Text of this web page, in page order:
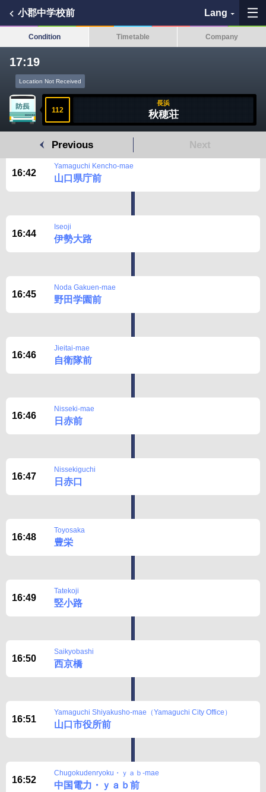
小郡中学校前 Lang
My Favorites
History
See the map
Search bus stop
問題を報告
Disclaimer
Condition Timetable Company
17:19
Location Not Received
112
長浜
秋穂荘
Previous Next
16:42
Yamaguchi Kencho-mae
山口県庁前
16:44
Iseoji
伊勢大路
16:45
Noda Gakuen-mae
野田学園前
16:46
Jieitai-mae
自衛隊前
16:46
Nisseki-mae
日赤前
16:47
Nissekiguchi
日赤口
16:48
Toyosaka
豊栄
16:49
Tatekoji
竪小路
16:50
Saikyobashi
西京橋
16:51
Yamaguchi Shiyakusho-mae（Yamaguchi City Office）
山口市役所前
16:52
Chugokudenryoku・ｙａｂ-mae
中国電力・ｙａｂ前